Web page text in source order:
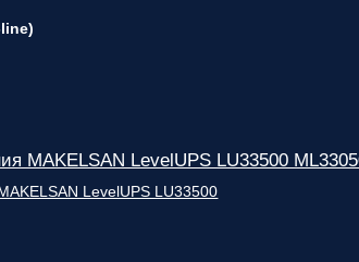
MAKELSAN LevelUPS LU33500